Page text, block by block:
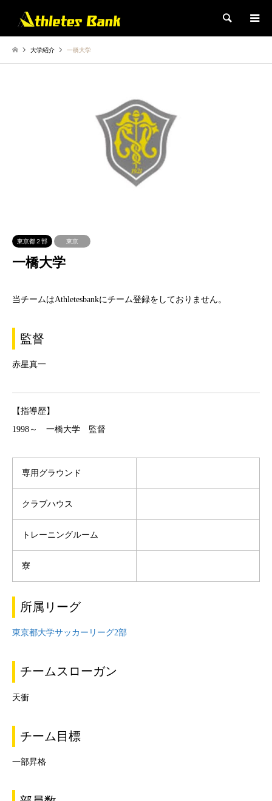
検索
大学紹介 一橋大学
東京都２部 東京
一橋大学
当チームはAthletesbankにチーム登録をしておりません。
監督
赤星真一
【指導歴】
1998～ 一橋大学 監督
専用グラウンド
クラブハウス
トレーニングルーム
寮
所属リーグ
東京都大学サッカーリーグ2部
チームスローガン
天衝
チーム目標
一部昇格